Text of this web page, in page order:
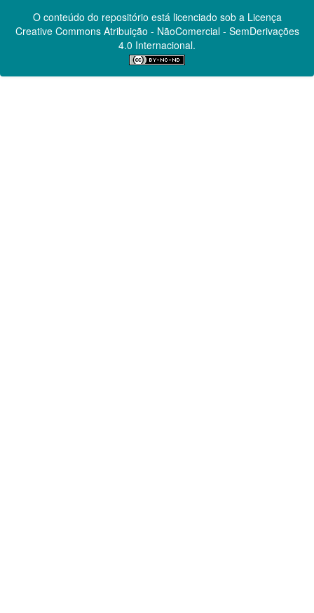
O conteúdo do repositório está licenciado sob a Licença
Creative CommonsAtribuição - NãoComercial - SemDerivações
4.0 Internacional.